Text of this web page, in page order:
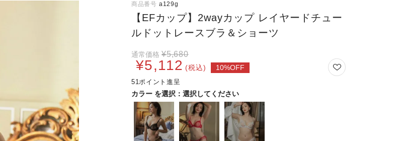
商品番号 a129g
【EFカップ】2wayカップ レイヤードチュー
ルドットレースブラ＆ショーツ
通常価格 ¥5,680
¥5,112 税込
51
カラー 選択してください